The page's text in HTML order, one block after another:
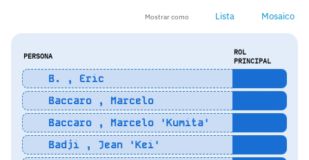
Mostrar como Lista Mosaico
PERSONA
ROL
PRINCIPAL
B. , Eric
Baccaro , Marcelo
Baccaro , Marcelo 'Kumita'
Badji , Jean 'Kei'